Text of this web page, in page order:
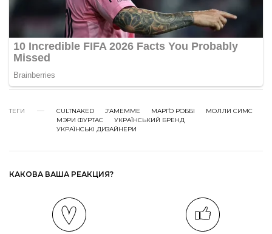
ТЕГИ CULTNAKED J’AMEMMЕ МАРҐО РОББІ
МОЛЛИ СИМС
МЭРИ ФУРТАС
УКРАЇНСЬКИЙ БРЕНД
УКРАЇНСЬКІ ДИЗАЙНЕРИ
КАКОВА ВАША РЕАКЦИЯ?